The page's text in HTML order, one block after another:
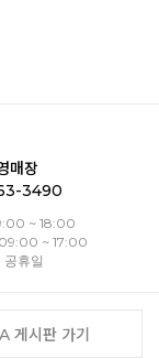
매장
3490
~ 18:00
~ 17:00
공휴일
게시판 가기